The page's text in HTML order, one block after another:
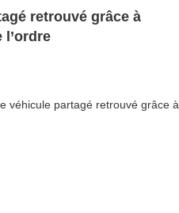
retrouvé grâce à
l’ordre